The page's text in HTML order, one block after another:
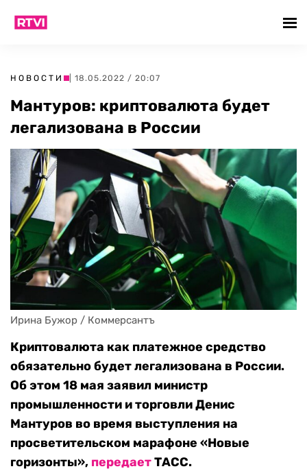
НОВОСТИ | 18.05.2022 / 20:07
Мантуров: криптовалюта будет
легализована в России
Ирина Бужор / Коммерсантъ
Криптовалюта как платежное средство
обязательно будет легализована в России.
Об этом 18 мая заявил министр
промышленности и торговли Денис
Мантуров во время выступления на
просветительском марафоне «Новые
горизонты», передаетТАСС.